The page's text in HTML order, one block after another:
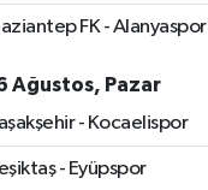
FK - Alanyaspor
Ağustos, Pazar
- Kocaelispor
- Eyüpspor